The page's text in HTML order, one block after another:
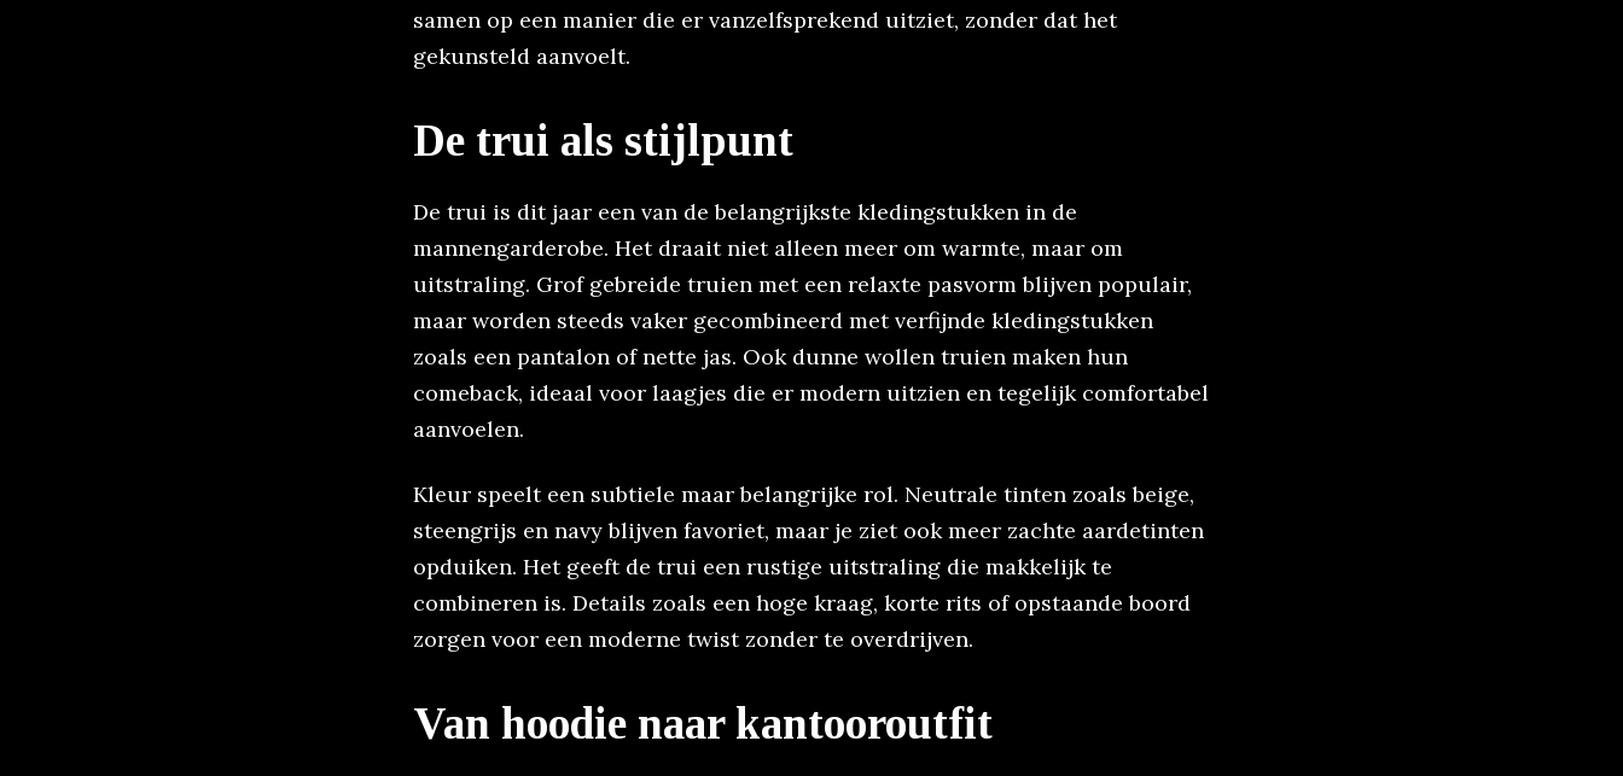
samen op een manier die er vanzelfsprekend uitziet, zonder dat het
gekunsteld aanvoelt.
De trui als stijlpunt
De trui is dit jaar een van de belangrijkste kledingstukken in de
mannengarderobe. Het draait niet alleen meer om warmte, maar om
uitstraling. Grof gebreide truien met een relaxte pasvorm blijven populair,
maar worden steeds vaker gecombineerd met verfijnde kledingstukken
zoals een pantalon of nette jas. Ook dunne wollen truien maken hun
comeback, ideaal voor laagjes die er modern uitzien en tegelijk comfortabel
aanvoelen.
Kleur speelt een subtiele maar belangrijke rol. Neutrale tinten zoals beige,
steengrijs en navy blijven favoriet, maar je ziet ook meer zachte aardetinten
opduiken. Het geeft de trui een rustige uitstraling die makkelijk te
combineren is. Details zoals een hoge kraag, korte rits of opstaande boord
zorgen voor een moderne twist zonder te overdrijven.
Van hoodie naar kantooroutfit